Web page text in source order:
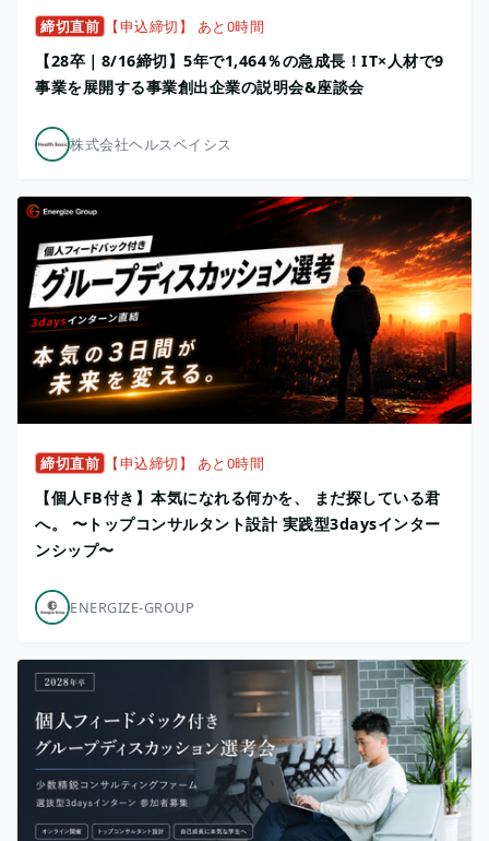
締切直前 【申込締切】 あと0時間
【28卒｜8/16締切】5年で1,464％の急成長！IT×人材で9
事業を展開する事業創出企業の説明会&座談会
株式会社ヘルスベイシス
締切直前 【申込締切】 あと0時間
【個人FB付き】本気になれる何かを、 まだ探している君
へ。 〜トップコンサルタント設計 実践型3daysインター
ンシップ〜
ENERGIZE-GROUP